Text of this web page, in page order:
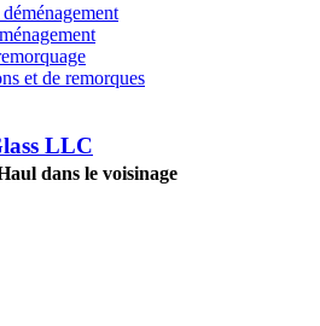
et de remorques
LLC
dans le voisinage